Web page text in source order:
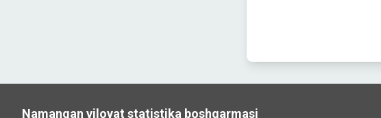
Namangan viloyat statistika boshqarmasi